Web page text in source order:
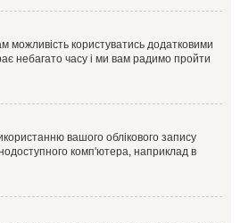
можливість користуватись додатковими
небагато часу і ми вам радимо пройти
вашого облікового запису
комп'ютера, наприклад в